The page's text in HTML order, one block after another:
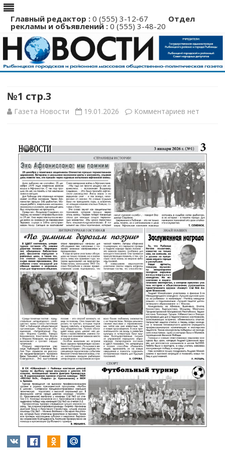
Главный редактор : 0 (555) 3-12-67 Отдел
рекламы и объявлений : 0 (555) 3-48-20
Перейти
№1 стр.3
Газета Новости 19.01.2026 Комментариев к
№1
стр.3
нет